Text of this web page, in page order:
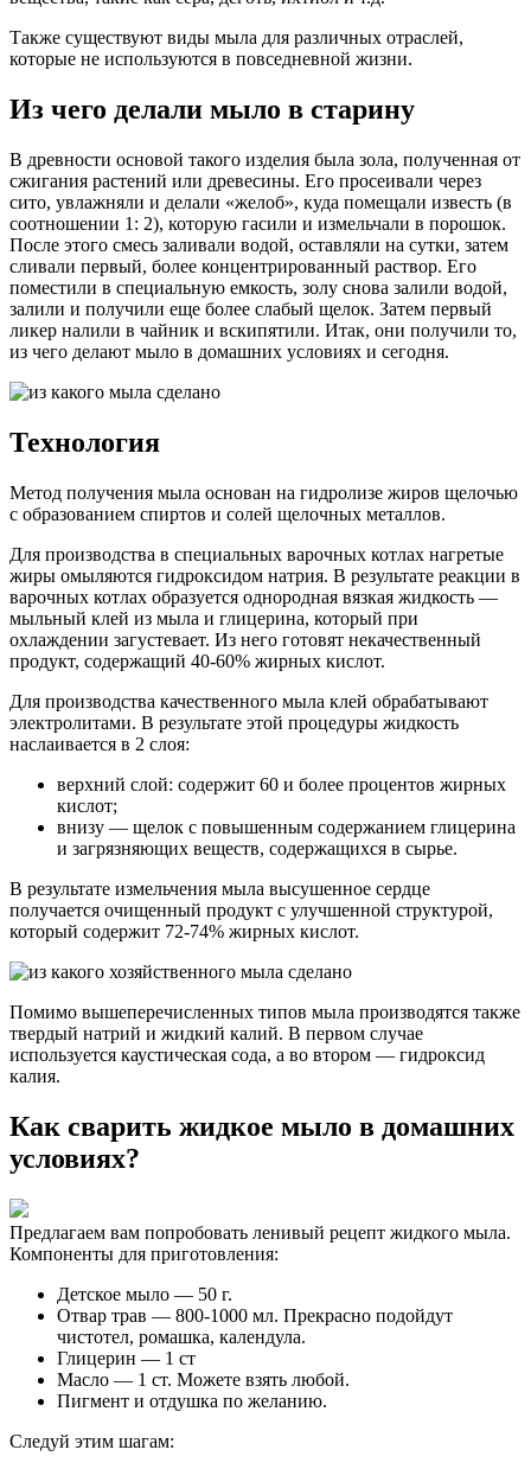
Также существуют виды мыла для различных отраслей,
которые не используются в повседневной жизни.
Из чего делали мыло в старину
В древности основой такого изделия была зола, полученная от
сжигания растений или древесины. Его просеивали через
сито, увлажняли и делали «желоб», куда помещали известь (в
соотношении 1: 2), которую гасили и измельчали ​​в порошок.
После этого смесь заливали водой, оставляли на сутки, затем
сливали первый, более концентрированный раствор. Его
поместили в специальную емкость, золу снова залили водой,
залили и получили еще более слабый щелок. Затем первый
ликер налили в чайник и вскипятили. Итак, они получили то,
из чего делают мыло в домашних условиях и сегодня.
Технология
Метод получения мыла основан на гидролизе жиров щелочью
с образованием спиртов и солей щелочных металлов.
Для производства в специальных варочных котлах нагретые
жиры омыляются гидроксидом натрия. В результате реакции в
варочных котлах образуется однородная вязкая жидкость —
мыльный клей из мыла и глицерина, который при
охлаждении загустевает. Из него готовят некачественный
продукт, содержащий 40-60% жирных кислот.
Для производства качественного мыла клей обрабатывают
электролитами. В результате этой процедуры жидкость
наслаивается в 2 слоя:
верхний слой: содержит 60 и более процентов жирных
кислот;
внизу — щелок с повышенным содержанием глицерина
и загрязняющих веществ, содержащихся в сырье.
В результате измельчения мыла высушенное сердце
получается очищенный продукт с улучшенной структурой,
который содержит 72-74% жирных кислот.
Помимо вышеперечисленных типов мыла производятся также
твердый натрий и жидкий калий. В первом случае
используется каустическая сода, а во втором — гидроксид
калия.
Как сварить жидкое мыло в домашних
условиях?
Предлагаем вам попробовать ленивый рецепт жидкого мыла.
Компоненты для приготовления:
Детское мыло — 50 г.
Отвар трав — 800-1000 мл. Прекрасно подойдут
чистотел, ромашка, календула.
Глицерин — 1 ст
Масло — 1 ст. Можете взять любой.
Пигмент и отдушка по желанию.
Следуй этим шагам: